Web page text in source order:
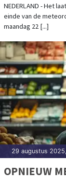
NEDERLAND - Het
einde van de
maandag 22 [...]
29 augustus
OPNIEUW